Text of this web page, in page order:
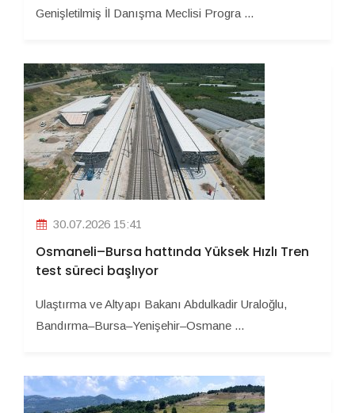
Genişletilmiş İl Danışma Meclisi Progra ...
30.07.2026 15:41
Osmaneli–Bursa hattında Yüksek Hızlı Tren
test süreci başlıyor
Ulaştırma ve Altyapı Bakanı Abdulkadir Uraloğlu,
Bandırma–Bursa–Yenişehir–Osmane ...